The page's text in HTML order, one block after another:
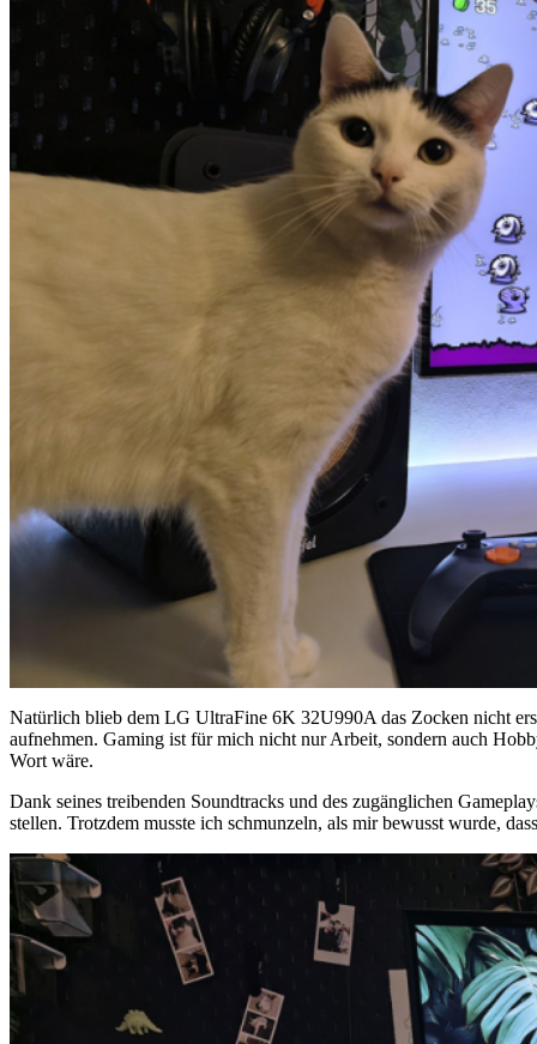
Natürlich blieb dem LG UltraFine 6K 32U990A das Zocken nicht
aufnehmen. Gaming ist für mich nicht nur Arbeit, sondern auch
Wort wäre.
Dank seines treibenden Soundtracks und des zugänglichen
stellen. Trotzdem musste ich schmunzeln, als mir bewusst wurde,